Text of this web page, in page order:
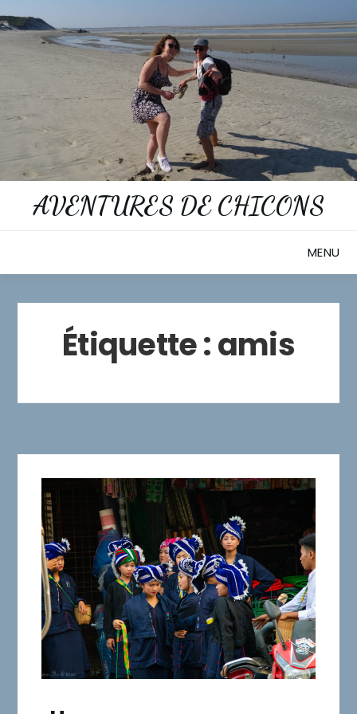
to
content
AVENTURES DE CHICONS
MENU
Étiquette :amis